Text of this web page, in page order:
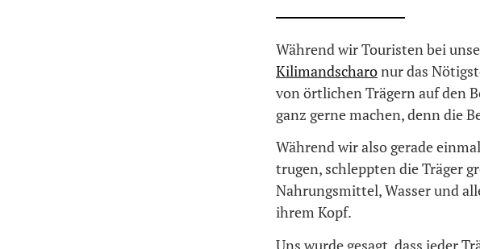
Während wir Touristen bei
Kilimandscharonur das
von örtlichen Trägern auf den
ganz gerne machen, denn die
Während wir also gerade
trugen, schleppten die Träger
Nahrungsmittel, Wasser und
ihrem Kopf.
Uns wurde gesagt, dass jeder